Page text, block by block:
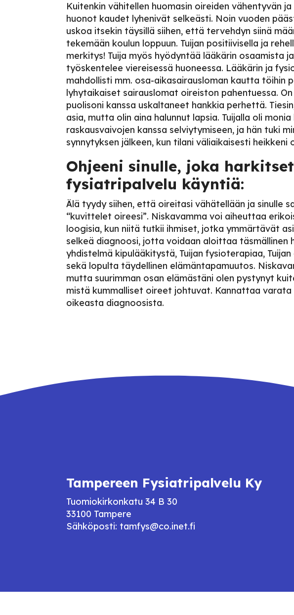
Kuitenkin vähitellen huomasin oireiden vähentyvän
huonot kaudet lyhenivät selkeästi. Noin vuoden
uskoa itsekin täysillä siihen, että tervehdyn siinä
tekemään koulun loppuun. Tuijan positiivisella ja
merkitys! Tuija myös hyödyntää lääkärin osaamista
työskentelee viereisessä huoneessa. Lääkärin ja
mahdollisti mm. osa-aikasairausloman kautta töihin
lyhytaikaiset sairauslomat oireiston pahentuessa.
puolisoni kanssa uskaltaneet hankkia perhettä.
asia, mutta olin aina halunnut lapsia. Tuijalla oli
raskausvaivojen kanssa selviytymiseen, ja hän tuki
synnytyksen jälkeen, kun tilani väliaikaisesti heikkeni
Ohjeeni sinulle, joka
fysiatripalvelu käyntiä:
Älä tyydy siihen, että oireitasi vähätellään ja sinulle
“kuvittelet oireesi”. Niskavamma voi aiheuttaa
loogisia, kun niitä tutkii ihmiset, jotka ymmärtävät
selkeä diagnoosi, jotta voidaan aloittaa täsmällinen
yhdistelmä kipulääkitystä, Tuijan fysioterapiaa,
sekä lopulta täydellinen elämäntapamuutos.
mutta suurimman osan elämästäni olen pystynyt
mistä kummalliset oireet johtuvat. Kannattaa varata
oikeasta diagnoosista.
Tampereen Fysiatripalvelu Ky
Tuomiokirkonkatu 34 B 30
33100 Tampere
Sähköposti: tamfys@co.inet.fi